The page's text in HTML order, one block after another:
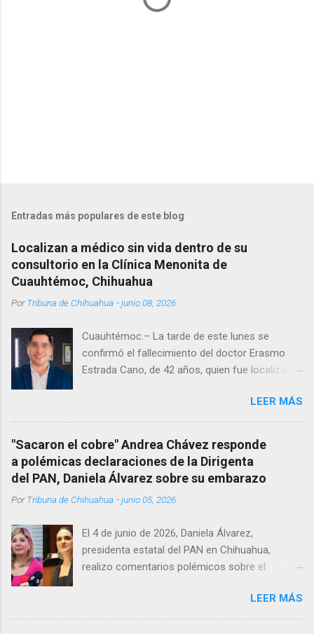
Entradas más populares de este blog
Localizan a médico sin vida dentro de su
consultorio en la Clínica Menonita de
Cuauhtémoc, Chihuahua
PorTribuna de Chihuahua -junio 08, 2026
Cuauhtémoc.– La tarde de este lunes se
confirmó el fallecimiento del doctor Erasmo
Estrada Cano, de 42 años, quien fue localizado
Menonita, ubicada en el kilómetro 10 del
Corredor Comercial. Según reportes el médico
se habría quitado la vida mientras permanecía
encerrado en el consultorio, por lo que
autoridades tuvieron que derribar la puerta,
Estrada, quien se desempeñó como presidente
un médico reconocido en la región.
LEER MÁS
"Sacaron el cobre" Andrea Chávez responde
a polémicas declaraciones de la Dirigenta
del PAN, Daniela Álvarez sobre su embarazo
PorTribuna de Chihuahua -junio 05, 2026
El 4 de junio de 2026, Daniela Álvarez,
presidenta estatal del PAN en Chihuahua,
realizo comentarios polémicos sobre el
Chávez. “acuérdense que su bebé está por
nacer”, expresó al ser cuestionada sobre si la
LEER MÁS